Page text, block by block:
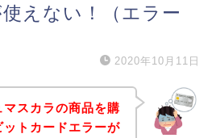
えない！（エラー
2020年10月11日
スカラの商品を購
ットカードエラーが